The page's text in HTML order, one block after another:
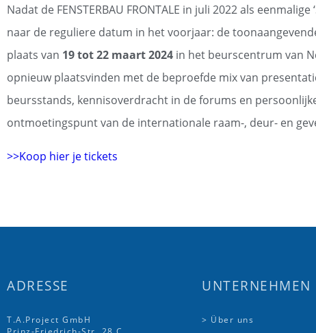
Nadat de FENSTERBAU FRONTALE in juli 2022 als
naar de reguliere datum in het voorjaar: de
plaats van 19 tot 22 maart 2024 in het beurscentrum van
opnieuw plaatsvinden met de beproefde mix van
beursstands, kennisoverdracht in de forums en
ontmoetingspunt van de internationale raam-, deur- en
>>Koop hier je tickets
ADRESSE
T.A.Project GmbH
UNTERNEHMEN
> Über uns